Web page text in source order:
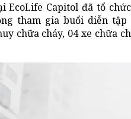
EcoLife Capitol đã tổ
tham gia buổi diễn
chữa cháy, 04 xe chữa